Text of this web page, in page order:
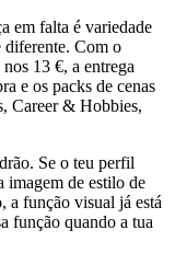
em falta é variedade
diferente. Com o
13 €, a entrega
e os packs de cenas
Career & Hobbies,
Se o teu perfil
imagem de estilo de
a função visual já está
função quando a tua